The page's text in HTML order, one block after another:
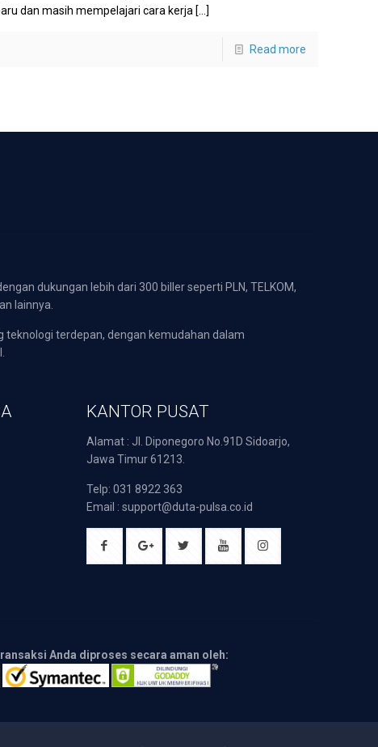
dan masih mempelajari cara kerja […]
Read more
dukungan lebih dari 300 biller seperti PLN, TELKOM,
lainnya.
terdepan, dengan kemudahan dalam
KANTOR PUSAT
Alamat : Jl. Diponegoro No.91D Sidoarjo,
Jawa Timur 61213.
Telp: 031 8922 363
Email : support@duta-pulsa.co.id
Anda diproses secara aman oleh: